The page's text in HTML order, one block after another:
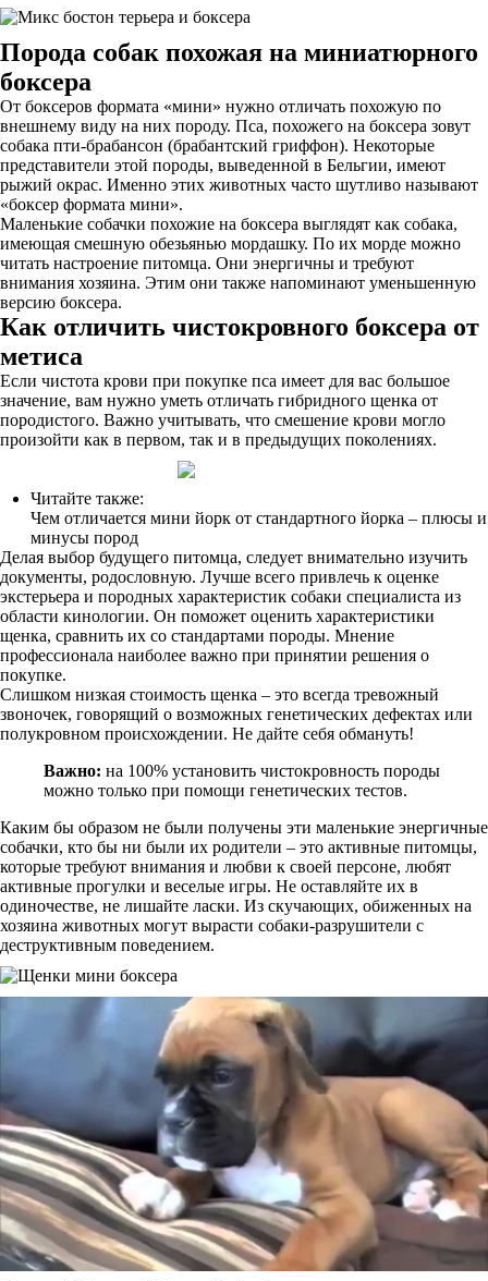
Порода собак похожая на миниатюрного
боксера
От боксеров формата «мини» нужно отличать похожую по
внешнему виду на них породу. Пса, похожего на боксера зовут
собака пти-брабансон (брабантский гриффон). Некоторые
представители этой породы, выведенной в Бельгии, имеют
рыжий окрас. Именно этих животных часто шутливо называют
«боксер формата мини».
Маленькие собачки похожие на боксера выглядят как собака,
имеющая смешную обезьянью мордашку. По их морде можно
читать настроение питомца. Они энергичны и требуют
внимания хозяина. Этим они также напоминают уменьшенную
версию боксера.
Как отличить чистокровного боксера от
метиса
Если чистота крови при покупке пса имеет для вас большое
значение, вам нужно уметь отличать гибридного щенка от
породистого. Важно учитывать, что смешение крови могло
произойти как в первом, так и в предыдущих поколениях.
Читайте также:
Чем отличается мини йорк от стандартного йорка – плюсы и
минусы пород
Делая выбор будущего питомца, следует внимательно изучить
документы, родословную. Лучше всего привлечь к оценке
экстерьера и породных характеристик собаки специалиста из
области кинологии. Он поможет оценить характеристики
щенка, сравнить их со стандартами породы. Мнение
профессионала наиболее важно при принятии решения о
покупке.
Слишком низкая стоимость щенка – это всегда тревожный
звоночек, говорящий о возможных генетических дефектах или
полукровном происхождении. Не дайте себя обмануть!
Важно: на 100% установить чистокровность породы
можно только при помощи генетических тестов.
Каким бы образом не были получены эти маленькие энергичные
собачки, кто бы ни были их родители – это активные питомцы,
которые требуют внимания и любви к своей персоне, любят
активные прогулки и веселые игры. Не оставляйте их в
одиночестве, не лишайте ласки. Из скучающих, обиженных на
хозяина животных могут вырасти собаки-разрушители с
деструктивным поведением.